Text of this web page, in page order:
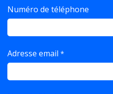
Numéro de téléphone ​
Adresse email *